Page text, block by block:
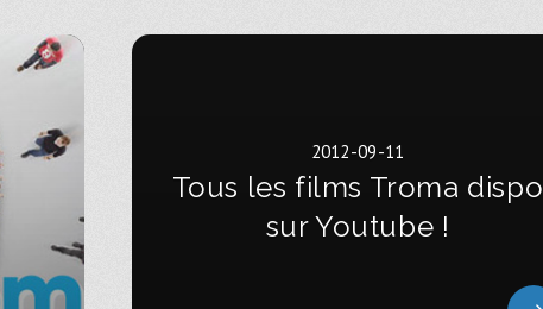
2012-09-11
Tous les films Troma dispo
sur Youtube !